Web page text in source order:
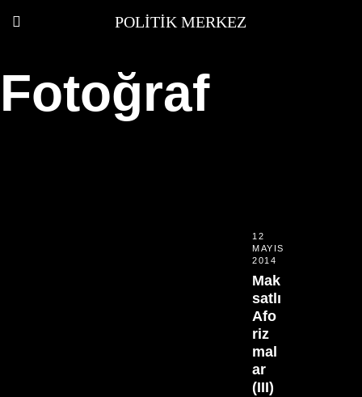
POLITIK MERKEZ
Fotoğraf
12
MAYIS
2014
Mak
satlı
Afo
riz
mal
ar
(III)